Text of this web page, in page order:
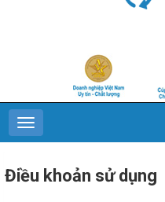
Điều khoản sử dụng